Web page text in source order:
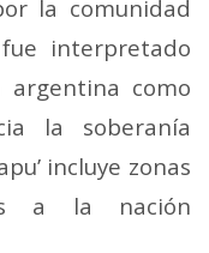
la comunidad
interpretado
como
la soberanía
incluye zonas
a la nación